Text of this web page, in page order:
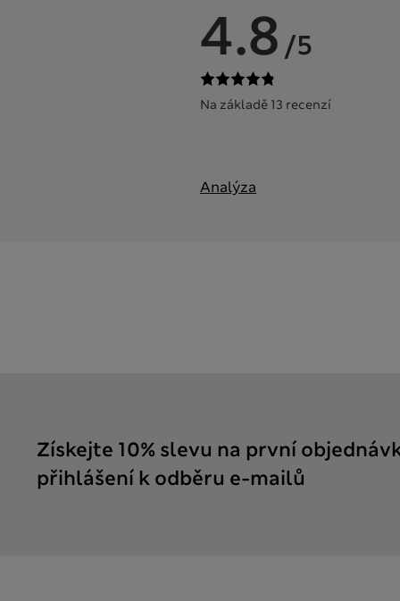
4.8 /5
Na základě 13 recenzí
Analýza
Získejte 10% slevu na první
přihlášení k odběru e-mailů